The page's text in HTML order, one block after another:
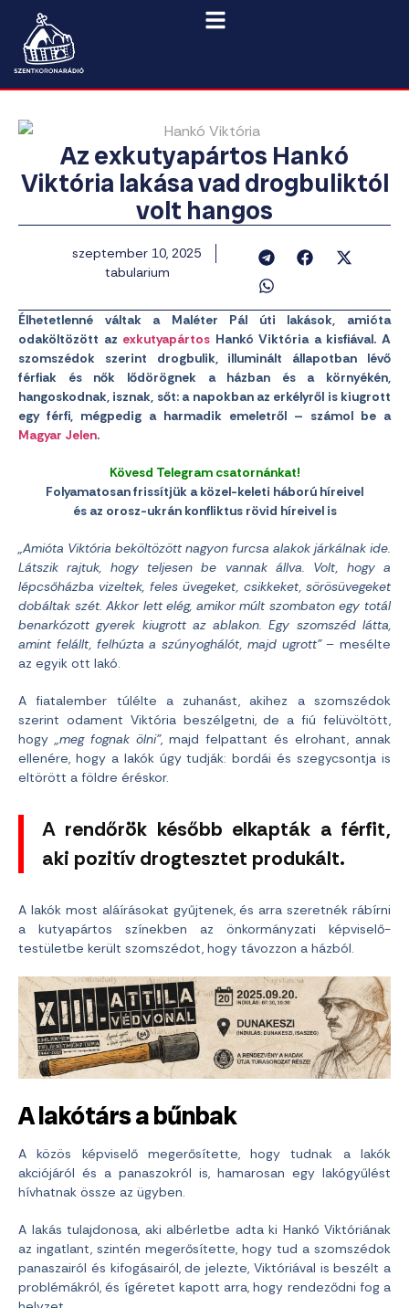
Az exkutyapártos Hankó
Viktória lakása vad drogbuliktól
volt hangos
szeptember 10, 2025
tabularium
Élhetetlenné váltak a Maléter Pál úti lakások, amióta
odaköltözött az exkutyapártos Hankó Viktória a kisfiával. A
szomszédok szerint drogbulik, illuminált állapotban lévő
férfiak és nők lődörögnek a házban és a környékén,
hangoskodnak, isznak, sőt: a napokban az erkélyről is kiugrott
egy férfi, mégpedig a harmadik emeletről – számol be a
Magyar Jelen.
Kövesd Telegram csatornánkat!
Folyamatosan frissítjük a közel-keleti háború híreivel
és az orosz-ukrán konfliktus rövid híreivel is
„Amióta Viktória beköltözött nagyon furcsa alakok járkálnak ide.
Látszik rajtuk, hogy teljesen be vannak állva. Volt, hogy a
lépcsőházba vizeltek, feles üvegeket, csikkeket, sörösüvegeket
dobáltak szét. Akkor lett elég, amikor múlt szombaton egy totál
benarkózott gyerek kiugrott az ablakon. Egy szomszéd látta,
amint felállt, felhúzta a szúnyoghálót, majd ugrott”– mesélte
az egyik ott lakó.
A fiatalember túlélte a zuhanást, akihez a szomszédok
szerint odament Viktória beszélgetni, de a fiú felüvöltött,
hogy
„meg fognak ölni”, majd felpattant és elrohant, annak
ellenére, hogy a lakók úgy tudják: bordái és szegycsontja is
eltörött a földre éréskor.
A rendőrök később elkapták a férfit,
aki pozitív drogtesztet produkált.
A lakók most aláírásokat gyűjtenek, és arra szeretnék rábírni
a kutyapártos színekben az önkormányzati képviselő-
testületbe került szomszédot, hogy távozzon a házból.
A lakótárs a bűnbak
A közös képviselő megerősítette, hogy tudnak a lakók
akciójáról és a panaszokról is, hamarosan egy lakógyűlést
hívhatnak össze az ügyben.
A lakás tulajdonosa, aki albérletbe adta ki Hankó Viktóriának
az ingatlant, szintén megerősítette, hogy tud a szomszédok
panaszairól és kifogásairól, de jelezte, Viktóriával is beszélt a
problémákról, és ígéretet kapott arra, hogy rendeződni fog a